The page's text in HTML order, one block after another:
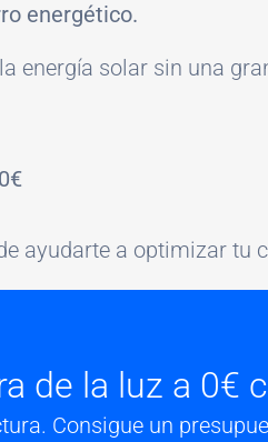
energético.
energía solar sin una
ayudarte a optimizar tu
de la luz a 0€
Consigue un